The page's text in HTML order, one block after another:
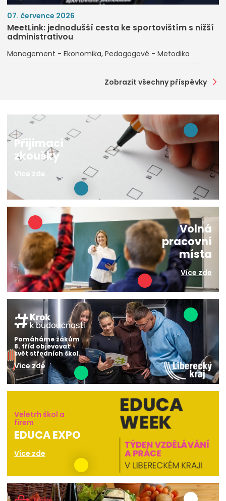
07. července 2026
MeetLink: jednodušší cesta ke sportovištím s nižší
administrativou
Management - Ekonomika Pedagogové - Metodika
Zobrazit všechny příspěvky
Přijímací
zkoušky
Více zde
Volná
pracovní
místa
Více zde
Pomáháme žákům
8. tříd objevovat
svět středních škol.
Více zde
Veletrh škol a
firem
EDUCA EXPO
Více zde